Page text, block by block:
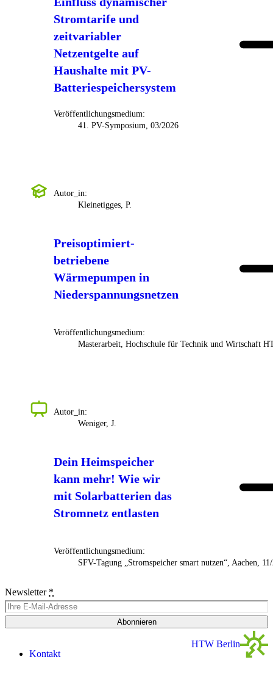
Stromtarife und
zeitvariabler
Netzentgelte auf
Haushalte mit PV-
Batteriespeichersystem
Veröffentlichungsmedium:
41. PV-Symposium, 03/2026
Autor_in:
Kleinetigges, P.
Preisoptimiert-
betriebene
Wärmepumpen in
Niederspannungsnetzen
Veröffentlichungsmedium:
Masterarbeit, Hochschule für Technik und Wirtschaft
Autor_in:
Weniger, J.
Dein Heimspeicher
kann mehr! Wie wir
mit Solarbatterien das
Stromnetz entlasten
Veröffentlichungsmedium:
SFV-Tagung „Stromspeicher smart nutzen“, Aachen,
Newsletter *
Abonnieren
Kontakt
HTW Berlin